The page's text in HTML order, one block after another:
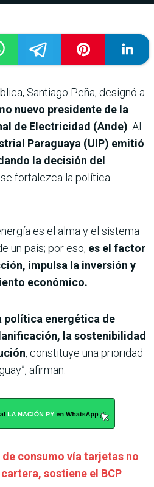
Santiago Peña, designó a
nuevo presidente de la
de Electricidad (Ande). Al
Paraguaya (UIP) emitió
la decisión del
fortalezca la política
es el alma y el sistema
un país; por eso, es el factor
impulsa la inversión y
económico.
política energética de
la sostenibilidad
, constituye una prioridad
afirman.
consumo vía tarjetas no
sostiene el BCP